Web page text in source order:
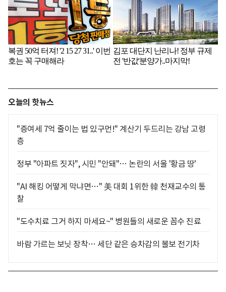
오늘의 핫뉴스
"증여세 7억 줄이는 법 있구먼!" 계산기 두드리는 강남 고령
층
정부 "아파트 짓자", 시민 "안돼"… 논란의 서울 '황금 땅'
"AI 해킹 어떻게 막냐면…" 美 대회 1위한 韓 천재교수의 통
찰
"도수치료 그거 하지 마세요~" 병원들의 새로운 꼼수 진료
바람 가르는 보닛 장착… 세단 같은 승차감의 볼보 전기차